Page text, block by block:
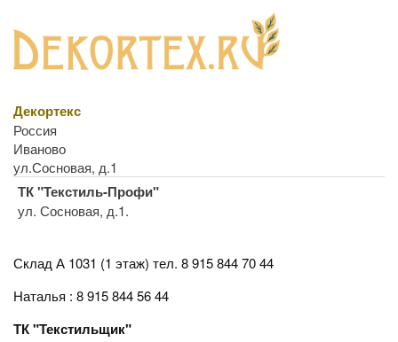
Декортекс
Россия
Иваново
ул.Сосновая, д.1
ТК "Текстиль-Профи"
ул. Сосновая, д.1.
Склад А 1031 (1 этаж) тел. 8 915 844 70 44
Наталья : 8 915 844 56 44
ТК "Текстильщик"